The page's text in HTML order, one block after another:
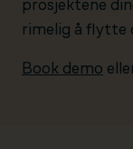
prosjektene
rimelig å flytte
Book demo